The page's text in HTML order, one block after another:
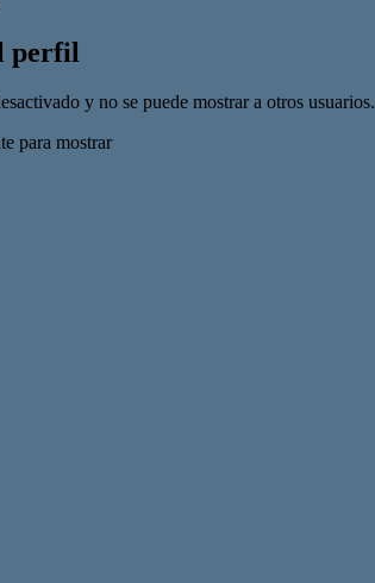
perfil
y no se puede mostrar a otros usuarios.
para mostrar